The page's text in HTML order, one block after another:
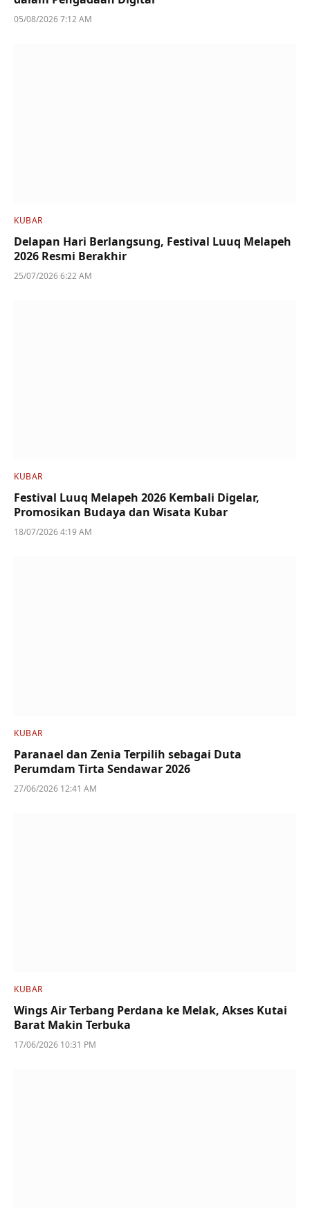
05/08/2026 7:12 AM
KUBAR
Delapan Hari Berlangsung, Festival Luuq Melapeh
2026 Resmi Berakhir
25/07/2026 6:22 AM
KUBAR
Festival Luuq Melapeh 2026 Kembali Digelar,
Promosikan Budaya dan Wisata Kubar
18/07/2026 4:19 AM
KUBAR
Paranael dan Zenia Terpilih sebagai Duta
Perumdam Tirta Sendawar 2026
27/06/2026 12:41 AM
KUBAR
Wings Air Terbang Perdana ke Melak, Akses Kutai
Barat Makin Terbuka
17/06/2026 10:31 PM